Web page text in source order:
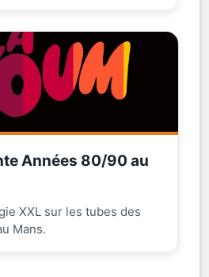
Années 80/90 au
XXL sur les tubes des
Mans.